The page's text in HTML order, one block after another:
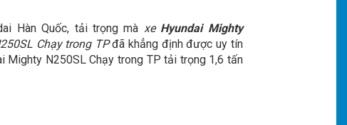
Hàn Quốc, tải trọng mà xe Hyundai Mighty
Chạy trong TPđã khẳng định được uy tín
Mighty N250SL Chạy trong TP tải trọng 1,6 tấn